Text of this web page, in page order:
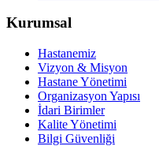
Kurumsal
Hastanemiz
Vizyon & Misyon
Hastane Yönetimi
Organizasyon Yapısı
İdari Birimler
Kalite Yönetimi
Bilgi Güvenliği